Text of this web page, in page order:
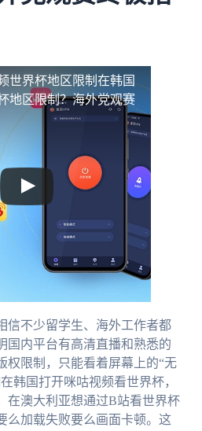
世界杯地区限制 在韩国
地区限制？海外党观赛
信不少留学生、海外工作者都
内平台有高清直播和熟悉的
权限制，只能看着屏幕上的“无
韩国打开咪咕视频看世界杯，
在澳大利亚想通过B站看世界杯
么加载失败要么画面卡顿。这